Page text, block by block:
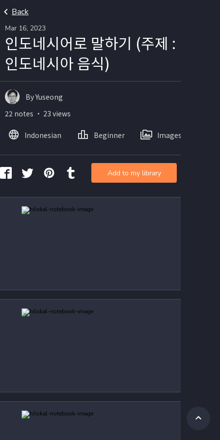
Back
Mar 16, 2023
인도네시어로 말하기 (주제 :
인도네시아 음식)
By Yuseong
22 notes ・ 23 views
Indonesian Beginner Images
Add to my library